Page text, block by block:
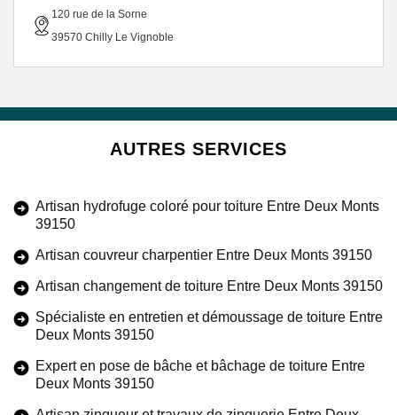
120 rue de la Sorne
39570 Chilly Le Vignoble
AUTRES SERVICES
Artisan hydrofuge coloré pour toiture Entre Deux Monts
39150
Artisan couvreur charpentier Entre Deux Monts 39150
Artisan changement de toiture Entre Deux Monts 39150
Spécialiste en entretien et démoussage de toiture Entre
Deux Monts 39150
Expert en pose de bâche et bâchage de toiture Entre
Deux Monts 39150